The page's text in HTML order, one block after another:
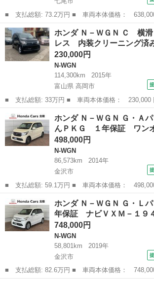
■ 支払総額: 73.2万円 ■ 車両本体価格： 638,000 円 ■ メーカー
名： ホンダ ■ 車種名： Ｎ－ＷＧＮ ■ グレ
コレ＋新品マット付 １年保証 ドラレコ シート
Ａ アルミ キ...
石川 七尾市 N-WGN
ホンダ Ｎ－ＷＧＮ Ｃ 横
レス 内装クリーニング済
230,000円
N-WGN
114,300km
2015年
富山県 高岡市
■ 支払総額: 33万円 ■ 車両本体価格： 230,000 円 ■ メーカー
名： ホンダ ■ 車種名： Ｎ－ＷＧＮ ■ グレ
り防止機能 キーレス 内装クリーニング済み ■
■ ドア...
富山 N-WGN
ホンダ Ｎ－ＷＧＮ Ｇ・Ａ
んＰＫＧ １年保証 ワ
498,000円
N-WGN
86,573km
2014年
金沢市
■ 支払総額: 59.1万円 ■ 車両本体価格： 498,000 円 ■ メーカー
名： ホンダ ■ 車種名： Ｎ－ＷＧＮ ■ グレー
ッケージ あんしんＰＫＧ １年保証 ワンオ－
１４５ＶＳｉ...
石川 N-WGN
ホンダ Ｎ－ＷＧＮ Ｇ・Ｌ
年保証 ナビＶＸＭ－１
748,000円
N-WGN
58,801km
2019年
金沢市
■ 支払総額: 82.6万円 ■ 車両本体価格： 748,000 円 ■ メーカー
名： ホンダ ■ 車種名： Ｎ－ＷＧＮ ■ グレー